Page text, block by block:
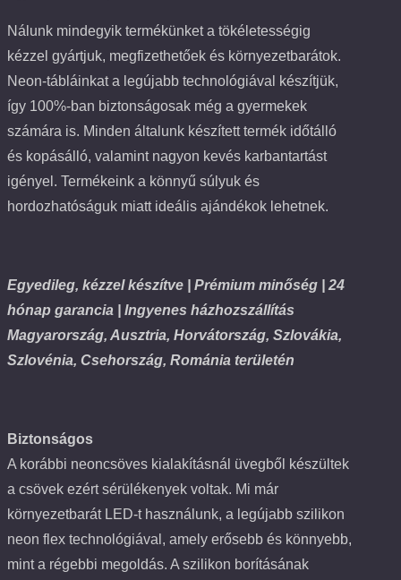
Nálunk mindegyik termékünket a tökéletességig
kézzel gyártjuk, megfizethetőek és környezetbarátok.
Neon-tábláinkat a legújabb technológiával készítjük,
így 100%-ban biztonságosak még a gyermekek
számára is. Minden általunk készített termék időtálló
és kopásálló, valamint nagyon kevés karbantartást
igényel. Termékeink a könnyű súlyuk és
hordozhatóságuk miatt ideális ajándékok lehetnek.
Egyedileg, kézzel készítve | Prémium minőség | 24
hónap garancia | Ingyenes házhozszállítás
Magyarország, Ausztria, Horvátország, Szlovákia,
Szlovénia, Csehország, Románia területén
Biztonságos
A korábbi neoncsöves kialakításnál üvegből készültek
a csövek ezért sérülékenyek voltak. Mi már
környezetbarát LED-t használunk, a legújabb szilikon
neon flex technológiával, amely erősebb és könnyebb,
mint a régebbi megoldás. A szilikon borításának